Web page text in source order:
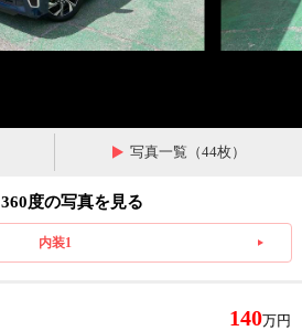
写真一覧（44枚）
360度の写真を見る
内装1
140万円